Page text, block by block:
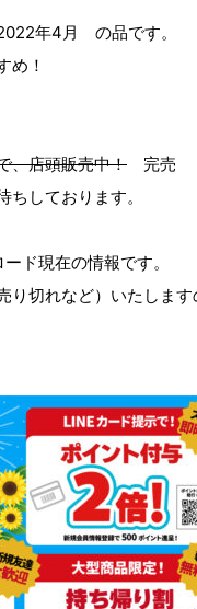
年4月 の品です。
め！
、店頭販売中！ 完売
ちしております。
ド現在の情報です。
り切れなど）いたします